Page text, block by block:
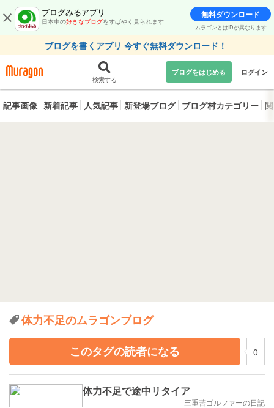
ブログみるアプリ
日本中の好きなブログをすばやく見られます
無料ダウンロード
ムラゴンとはIDが異なります
ブログを書くアプリ 今すぐ無料ダウンロード！
検索する
ブログをはじめる ログイン
記事画像 新着記事 人気記事 新登場ブログ ブログ村カテゴリー
体力不足のムラゴンブログ
このタグの読者になる
0
体力不足で途中リタイア
三重苦ゴルファーの日記